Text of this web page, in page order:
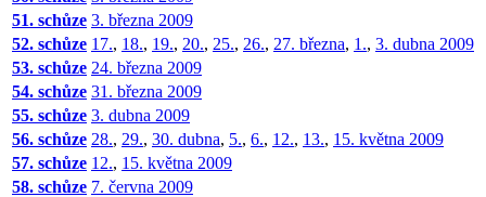
51. schůze 3. března 2009
52. schůze 17., 18., 19., 20., 25., 26., 27. března, 1., 3. dubna 2009
53. schůze 24. března 2009
54. schůze 31. března 2009
55. schůze 3. dubna 2009
56. schůze 28., 29., 30. dubna, 5., 6., 12., 13., 15. května 2009
57. schůze 12., 15. května 2009
58. schůze 7. června 2009